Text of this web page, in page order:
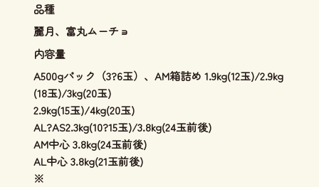
品種
麗月、富丸ムーチョ
内容量
A500gパック（3?6玉）、AM箱詰め 1.9kg(12玉)/2.9kg
(18玉)/3kg(20玉)
2.9kg(15玉)/4kg(20玉)
AL?AS2.3kg(10?15玉)/3.8kg(24玉前後)
AM中心 3.8kg(24玉前後)
AL中心 3.8kg(21玉前後)
※